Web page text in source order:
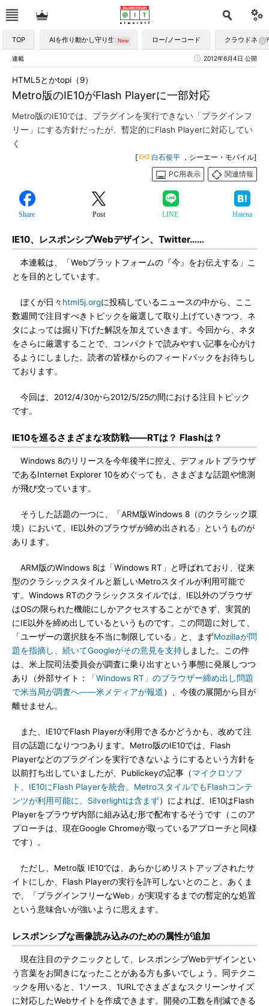
TOP AIを作り動かし守り生かす ロー/ノーコード クラウドネイ
連載 2012年6月4日 公開
Metro版のIE10がFlash Playerに一部対応
HTML5とかtopi（9）
Metro版のIE10では、プラグインを実行できない「プラグインフ
リー」にする方針だったが、暫定的にFlash Playerに対応してい
く
[ 白石俊平 ，シーエー・モバイル]
PC用表示
関連情報
Share Post LINE Hatena
IE10、レスポンシブWebデザイン、Twitter……
本連載は、「Webプラットフォームの『今』をお伝えする」こ
とを目的としています。
ぼくが日々 html5j.orgに投稿しているニュースの中から、ここ
数週間で注目すべきトピックを厳選して取り上げていきつつ、ネ
タによっては掘り下げた解説を加えていきます。今回から、ネタ
をさらに厳選することで、コンパクトで読みやすい記事を心がけ
るようにしました。読者の皆様からのフィードバックをお待ちし
ております。
今回は、2012/4/30から2012/5/25の間における注目トピック
です。
IE10を巡るさまざまな攻防戦――RTは？ Flashは？
Windows 8のリリースを今年後半に控え、デフォルトブラウザ
であるInternet Explorer 10をめぐっても、さまざまな話題や憶測
が飛び交っています。
そうした話題の一つに、「ARM版Windows 8（のクラシック環
境）において、IE以外のブラウザが締め出される」というものが
あります。
ARM版のWindows 8は「Windows RT」と呼ばれており、従来
型のクラシックスタイルと新しいMetroスタイルが利用可能で
す。Windows RTのクラシックスタイルでは、IE以外のブラウザ
はOSの限られた機能にしかアクセスすることができず、実質的
にIE以外を締め出しているというものです。この問題に対して、
「ユーザーの選択肢を不当に制限している」と、まずMozillaが問
題を指摘し、続いてGoogleがその意見を支持しました。この件
は、米上院司法委員会が調査に乗り出すという事態に発展しつつ
あり（外部サイト：
「Windows RT」のブラウザー締め出し問題
で米当局が調査へ――米メディアが報道）、今後の展開から目が
離せません。
また、IE10でFlash Playerが利用できるかどうかも、改めて注
目の話題になりつつあります。Metro版のIE10では、Flash
Playerなどのプラグインを実行できないようにするという方針を
以前打ち出していましたが、Publickeyの記事（マイクロソフ
ト、IE10にFlash Playerを統合。MetroスタイルでもFlashコンテ
ンツが利用可能に。Silverlightは含まず）によれば、IE10はFlash
Playerをブラウザ内部に組み込む形で配布するそうです（このア
プローチは、現在Google Chromeが取っているアプローチと同様
です）。
ただし、Metro版 IE10では、あらかじめリストアップされたサ
イトにしか、Flash Playerの実行を許可しないとのこと。あくま
で、「プラグインフリーなWeb」が実現するまでの暫定的な処置
という意味合いが強いように思えます。
レスポンシブな画像読み込みのための属性が追加
現在注目のテクニックとして、レスポンシブWebデザインとい
う言葉をお聞きになったことがある方も多いでしょう。同テクニ
ックを用いると、1ソース、1URLでさまざまなスクリーンサイズ
に対応したWebサイトを作成できます。開発の工数を削減できる